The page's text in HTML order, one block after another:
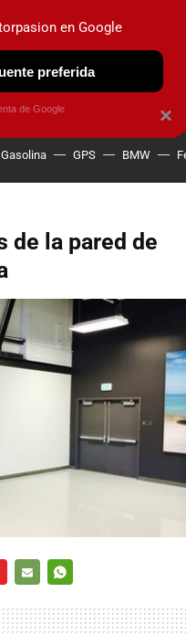
OBSERVATORIO
Gasolina GPS BMW
de la pared de
MAIL
×
en Google
preferida
de Google